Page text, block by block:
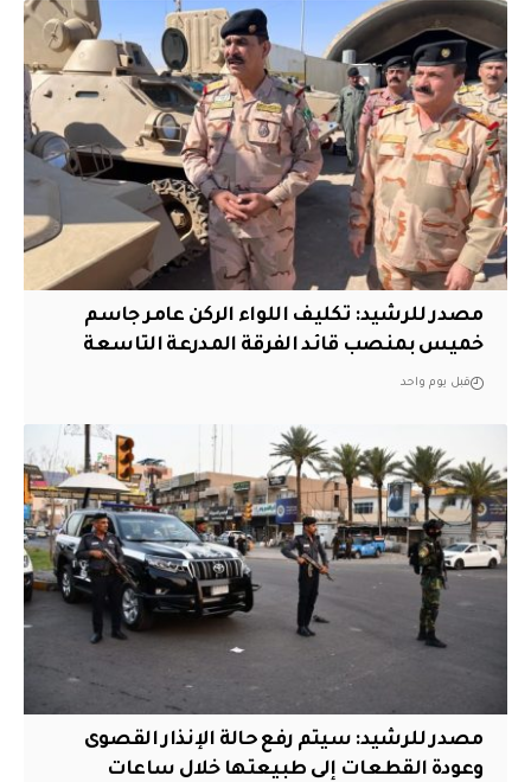
مصدر للرشيد: تكليف اللواء الركن عامر جاسم
خميس بمنصب قائد الفرقة المدرعة التاسعة
قبل يوم واحد
مصدر للرشيد: سيتم رفع حالة الإنذار القصوى
وعودة القطعات إلى طبيعتها خلال ساعات